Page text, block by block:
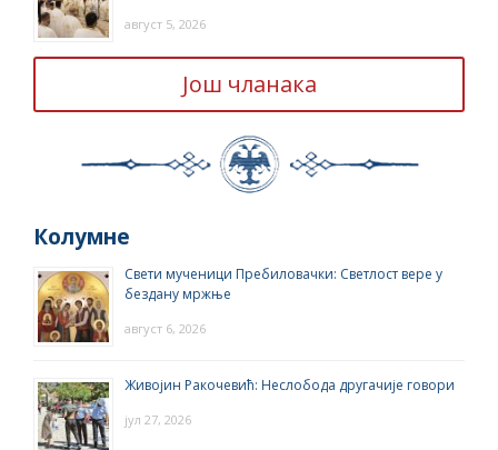
август 5, 2026
Још чланака
Колумне
Свети мученици Пребиловачки: Светлост вере у
бездану мржње
август 6, 2026
Живојин Ракочевић: Неслобода другачије говори
јул 27, 2026